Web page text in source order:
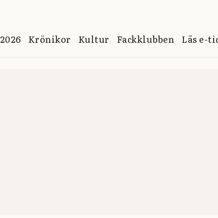
Krönikor Kultur Fackklubben Läs e-